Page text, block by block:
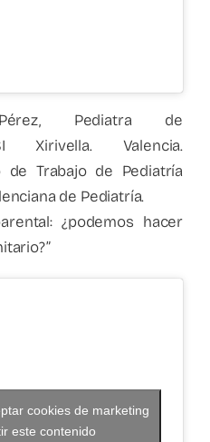
Pediatra de
Xirivella. Valencia.
de Trabajo de Pediatría
de Pediatría.
¿podemos hacer
cookies de marketing
este contenido